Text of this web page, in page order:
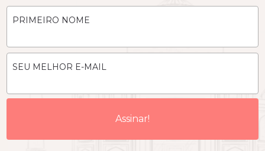
PRIMEIRO NOME
SEU MELHOR E-MAIL